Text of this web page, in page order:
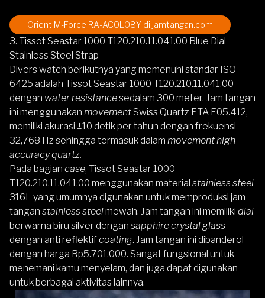
Orient M-Force RA-AC0L08Y di jamtangan.com
3. Tissot Seastar 1000 T120.210.11.041.00 Blue Dial
Stainless Steel Strap
Divers watch berikutnya yang memenuhi standar ISO
6425 adalah Tissot Seastar 1000 T120.210.11.041.00
dengan water resistancesedalam 300 meter. Jam tangan
ini menggunakan movement Swiss Quartz ETA F05.412,
memiliki akurasi ±10 detik per tahun dengan frekuensi
32,768 Hz sehingga termasuk dalam movement high
accuracy quartz.
Pada bagian case, Tissot Seastar 1000
T120.210.11.041.00 menggunakan material stainless steel
316L yang umumnya digunakan untuk memproduksi jam
tangan stainless steelmewah. Jam tangan ini memiliki dial
berwarna biru silver dengan sapphire crystal glass
dengan anti reflektifcoating. Jam tangan ini dibanderol
dengan harga Rp5.701.000. Sangat fungsional untuk
menemani kamu menyelam, dan juga dapat digunakan
untuk berbagai aktivitas lainnya.